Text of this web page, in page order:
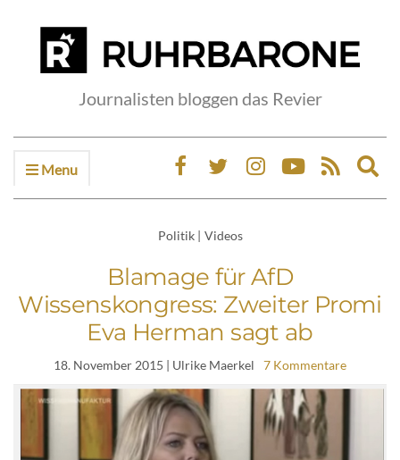
Journalisten bloggen das Revier
Menu
Politik | Videos
Blamage für AfD
Wissenskongress: Zweiter Promi
Eva Herman sagt ab
18. November 2015 | Ulrike Maerkel 7 Kommentare